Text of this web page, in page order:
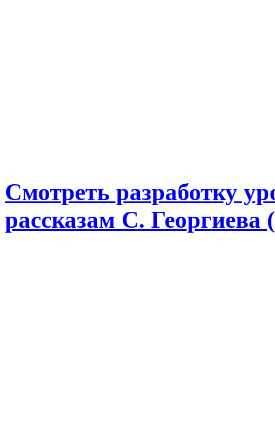
Смотреть разработку
рассказам С. Георгиева